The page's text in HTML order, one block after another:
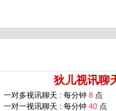
狄儿视讯聊
一对多视讯聊天 : 每分钟 8 点
一对一视讯聊天 : 每分钟 40 点